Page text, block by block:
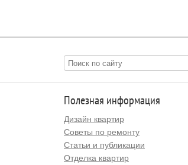
Полезная информация
Дизайн квартир
Советы по ремонту
Статьи и публикации
Отделка квартир